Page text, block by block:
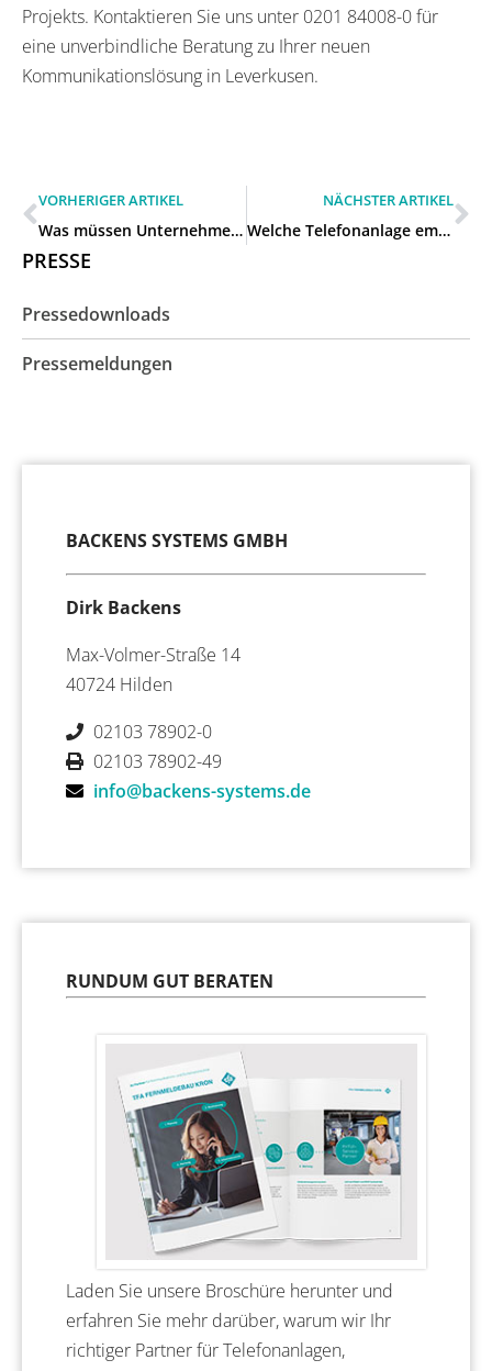
Projekts. Kontaktieren Sie uns unter 0201 84008-0 für
eine unverbindliche Beratung zu Ihrer neuen
Kommunikationslösung in Leverkusen.
VORHERIGER ARTIKEL
Was müssen Unternehmen beim Wechsel zu einer neuen Telefonanlage beachten in Duisburg?
NÄCHSTER ARTIKEL
Welche Telefonanlage empfehlen Sie für ein 20-Personen-Büro in Essen?
PRESSE
Pressedownloads
Pressemeldungen
BACKENS SYSTEMS GMBH
Dirk Backens
Max-Volmer-Straße 14
40724 Hilden
02103 78902-0
02103 78902-49
info@backens-systems.de
RUNDUM GUT BERATEN
Laden Sie unsere Broschüre herunter und
erfahren Sie mehr darüber, warum wir Ihr
richtiger Partner für Telefonanlagen,